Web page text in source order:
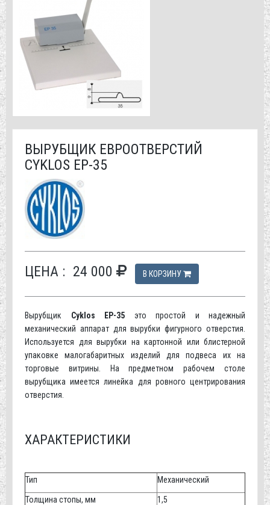
ВЫРУБЩИК ЕВРООТВЕРСТИЙ
CYKLOS EP-35
ЦЕНА : 24 000 В КОРЗИНУ
Вырубщик Cyklos ЕР-35 это простой и надежный
механический аппарат для вырубки фигурного отверстия.
Используется для вырубки на картонной или блистерной
упаковке малогабаритных изделий для подвеса их на
торговые витрины. На предметном рабочем столе
вырубщика имеется линейка для ровного центрирования
отверстия.
ХАРАКТЕРИСТИКИ
Тип Механический
Толщина стопы, мм 1,5